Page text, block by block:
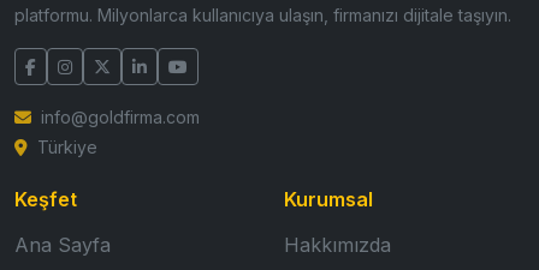
platformu. Milyonlarca kullanıcıya ulaşın, firmanızı dijitale taşıyın.
info@goldfirma.com
Türkiye
Keşfet
Ana Sayfa
Kurumsal
Hakkımızda